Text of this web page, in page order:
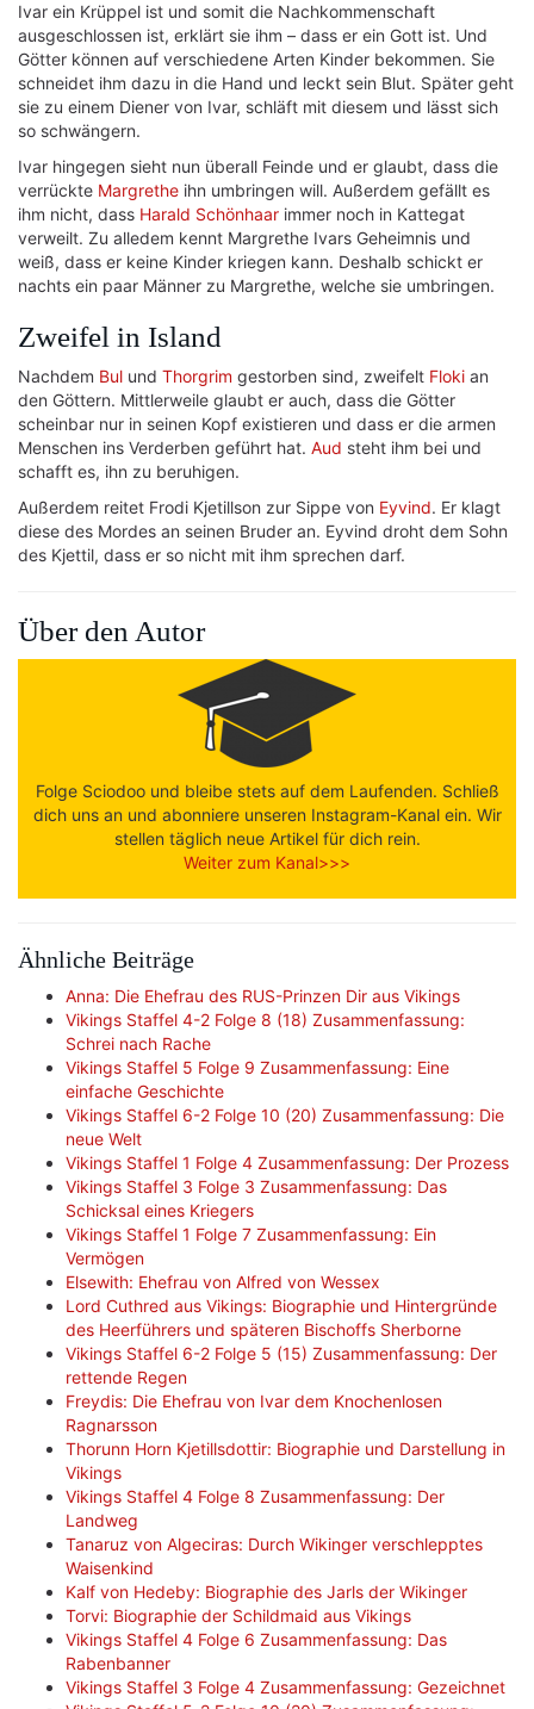
Ivar ein Krüppel ist und somit die Nachkommenschaft
ausgeschlossen ist, erklärt sie ihm – dass er ein Gott ist. Und
Götter können auf verschiedene Arten Kinder bekommen. Sie
schneidet ihm dazu in die Hand und leckt sein Blut. Später geht
sie zu einem Diener von Ivar, schläft mit diesem und lässt sich
so schwängern.
Ivar hingegen sieht nun überall Feinde und er glaubt, dass die
verrückte Margrethe ihn umbringen will. Außerdem gefällt es
ihm nicht, dass Harald Schönhaar immer noch in Kattegat
verweilt. Zu alledem kennt Margrethe Ivars Geheimnis und
weiß, dass er keine Kinder kriegen kann. Deshalb schickt er
nachts ein paar Männer zu Margrethe, welche sie umbringen.
Zweifel in Island
Nachdem Bul und Thorgrim gestorben sind, zweifelt Floki an
den Göttern. Mittlerweile glaubt er auch, dass die Götter
scheinbar nur in seinen Kopf existieren und dass er die armen
Menschen ins Verderben geführt hat. Aud steht ihm bei und
schafft es, ihn zu beruhigen.
Außerdem reitet Frodi Kjetillson zur Sippe von Eyvind. Er klagt
diese des Mordes an seinen Bruder an. Eyvind droht dem Sohn
des Kjettil, dass er so nicht mit ihm sprechen darf.
Über den Autor
Folge Sciodoo und bleibe stets auf dem Laufenden. Schließ
dich uns an und abonniere unseren Instagram-Kanal ein. Wir
stellen täglich neue Artikel für dich rein.
Weiter zum Kanal>>>
Ähnliche Beiträge
Anna: Die Ehefrau des RUS-Prinzen Dir aus Vikings
Vikings Staffel 4-2 Folge 8 (18) Zusammenfassung:
Schrei nach Rache
Vikings Staffel 5 Folge 9 Zusammenfassung: Eine
einfache Geschichte
Vikings Staffel 6-2 Folge 10 (20) Zusammenfassung: Die
neue Welt
Vikings Staffel 1 Folge 4 Zusammenfassung: Der Prozess
Vikings Staffel 3 Folge 3 Zusammenfassung: Das
Schicksal eines Kriegers
Vikings Staffel 1 Folge 7 Zusammenfassung: Ein
Vermögen
Elsewith: Ehefrau von Alfred von Wessex
Lord Cuthred aus Vikings: Biographie und Hintergründe
des Heerführers und späteren Bischoffs Sherborne
Vikings Staffel 6-2 Folge 5 (15) Zusammenfassung: Der
rettende Regen
Freydis: Die Ehefrau von Ivar dem Knochenlosen
Ragnarsson
Thorunn Horn Kjetillsdottir: Biographie und Darstellung in
Vikings
Vikings Staffel 4 Folge 8 Zusammenfassung: Der
Landweg
Tanaruz von Algeciras: Durch Wikinger verschlepptes
Waisenkind
Kalf von Hedeby: Biographie des Jarls der Wikinger
Torvi: Biographie der Schildmaid aus Vikings
Vikings Staffel 4 Folge 6 Zusammenfassung: Das
Rabenbanner
Vikings Staffel 3 Folge 4 Zusammenfassung: Gezeichnet